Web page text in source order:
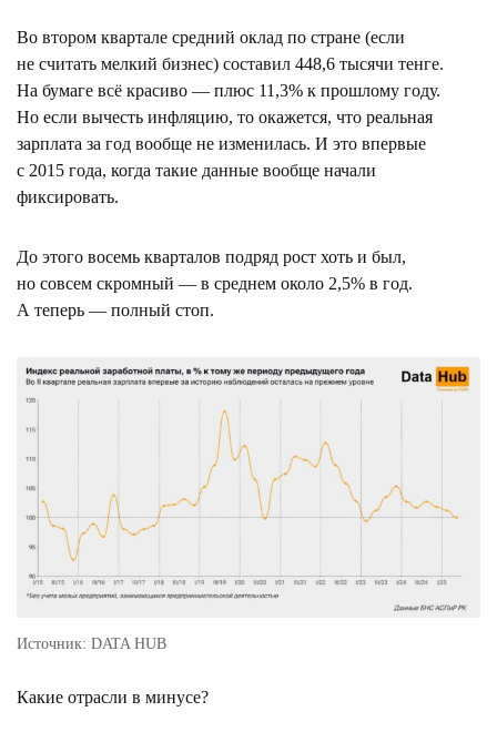
Во втором квартале средний оклад по стране (если
не считать мелкий бизнес) составил 448,6 тысячи тенге.
На бумаге всё красиво — плюс 11,3% к прошлому году.
Но если вычесть инфляцию, то окажется, что реальная
зарплата за год вообще не изменилась. И это впервые
с 2015 года, когда такие данные вообще начали
фиксировать.
До этого восемь кварталов подряд рост хоть и был,
но совсем скромный — в среднем около 2,5% в год.
А теперь — полный стоп.
Источник: DATA HUB
Какие отрасли в минусе?